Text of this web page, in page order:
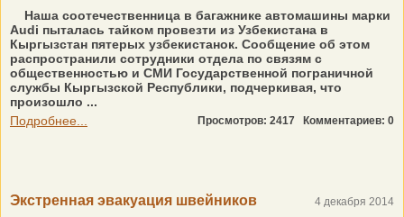
Наша соотечественница в багажнике автомашины марки
Audi пыталась тайком провезти из Узбекистана в
Кыргызстан пятерых узбекистанок. Сообщение об этом
распространили сотрудники отдела по связям с
общественностью и СМИ Государственной пограничной
службы Кыргызской Республики, подчеркивая, что
произошло ...
Подробнее...
Просмотров: 2417 Комментариев: 0
Экстренная эвакуация швейников 4 декабря 2014